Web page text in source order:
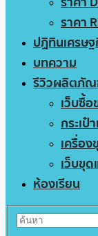
ราคา
ปฏิทินเศรษ
บทความ
รีวิวผลิตภั
เว็บซื้อ
กระเป๋
เครื่อง
เว็บขุ
ห้องเรียน